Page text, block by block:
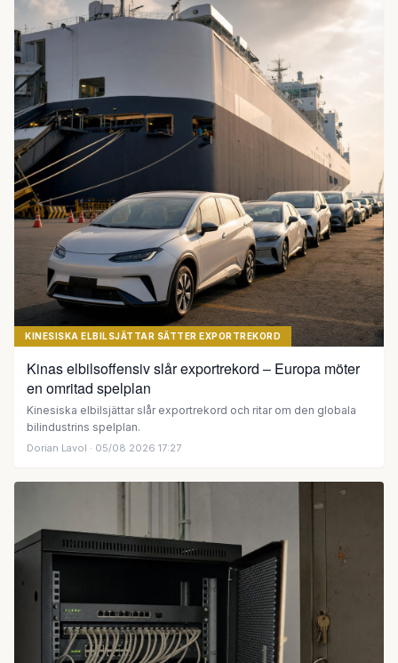
KINESISKA ELBILSJÄTTAR SÄTTER EXPORTREKORD
Kinas elbilsoffensiv slår exportrekord – Europa möter
en omritad spelplan
Kinesiska elbilsjättar slår exportrekord och ritar om den globala
bilindustrins spelplan.
Dorian Lavol · 05/08 2026 17:27